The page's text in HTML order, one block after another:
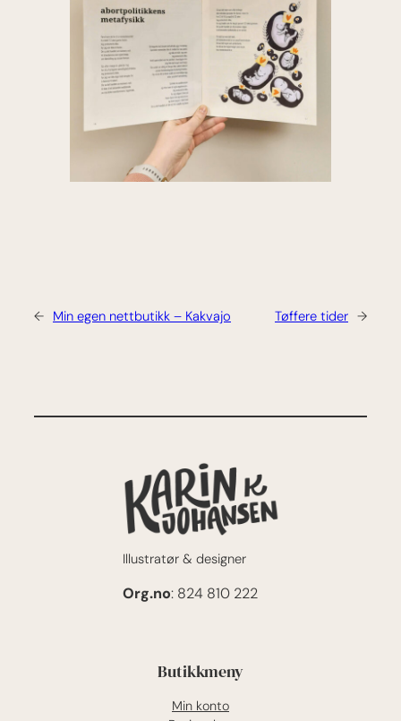
← Min egen nettbutikk – Kakvajo Tøffere tider →
Illustratør & designer
Org.no: 824 810 222
Butikkmeny
Min konto